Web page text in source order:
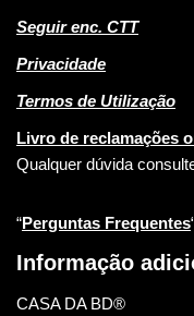
Seguir enc. CTT
Privacidade
Termos de Utilização
Livro de reclamações
Qualquer dúvida
“Perguntas Frequentes
Informação
CASA DA BD®